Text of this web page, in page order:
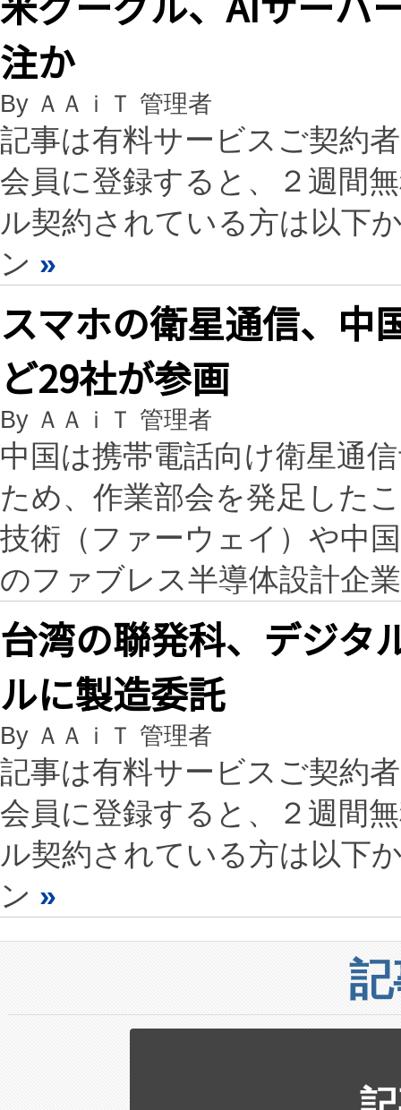
注か
By ＡＡｉＴ 管理者
記事は有料サービスご契約
会員に登録すると、２週間
ル契約されている方は以下
ン »
スマホの衛星通信、
ど29社が参画
By ＡＡｉＴ 管理者
中国は携帯電話向け衛星通
ため、作業部会を発足した
技術（ファーウェイ）や中
のファブレス半導体設計企
台湾の聯発科、デジタ
ルに製造委託
By ＡＡｉＴ 管理者
記事は有料サービスご契約
会員に登録すると、２週間
ル契約されている方は以下
ン »